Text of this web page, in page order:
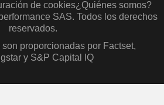
de cookies¿Quiénes somos?
SAS. Todos los derechos
reservados.
proporcionadas por Factset,
y S&P Capital IQ